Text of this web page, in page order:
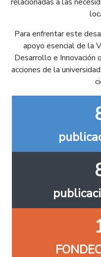
Para enfrentar este
apoyo esencial de la
Desarrollo e Innovación
acciones de la